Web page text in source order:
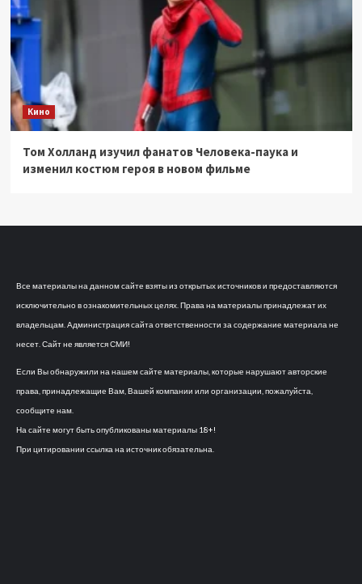
Кино
Том Холланд изучил фанатов Человека-паука и
изменил костюм героя в новом фильме
Все материалы на данном сайте взяты из открытых источников и предоставляются
исключительно в ознакомительных целях. Права на материалы принадлежат их
владельцам. Администрация сайта ответственности за содержание материала не
несет. Сайт не является СМИ!
Если Вы обнаружили на нашем сайте материалы, которые нарушают авторские
права, принадлежащие Вам, Вашей компании или организации, пожалуйста,
сообщите нам.
На сайте могут быть опубликованы материалы 18+!
При цитировании ссылка на источник обязательна.